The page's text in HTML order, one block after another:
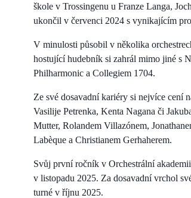
škole v Trossingenu u Franze Langa,
ukončil v červenci 2024 s vynikajícím
V minulosti působil v několika
hostující hudebník si zahrál mimo jiné s
Philharmonic a Collegiem 1704.
Ze své dosavadní kariéry si nejvíce cení
Vasilije Petrenka, Kenta Nagana či
Mutter, Rolandem Villazónem,
Labèque a Christianem Gerhaherem.
Svůj první ročník v Orchestrální
v listopadu 2025. Za dosavadní vrchol
turné v říjnu 2025.